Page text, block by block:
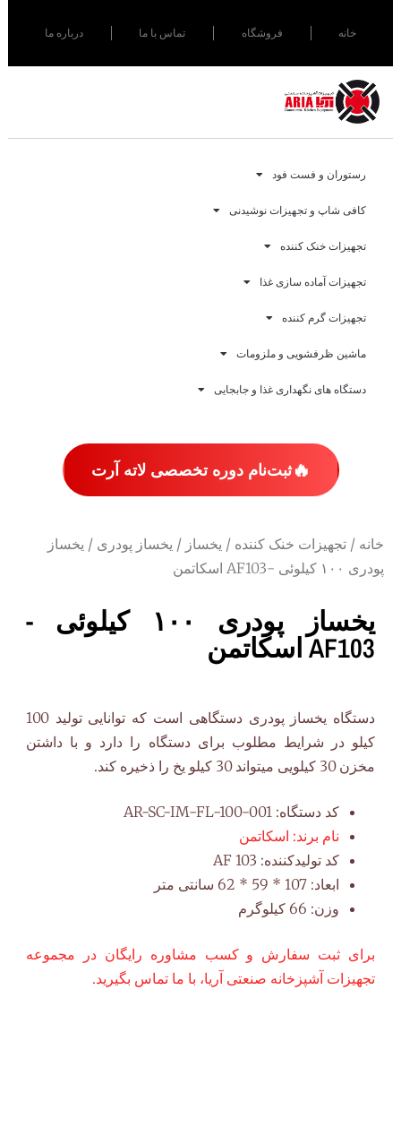
خانه فروشگاه تماس با ما درباره ما
رستوران و فست فود
کافی شاپ و تجهیزات نوشیدنی
تجهیزات خنک کننده
تجهیزات آماده سازی غذا
تجهیزات گرم کننده
ماشین ظرفشویی و ملزومات
دستگاه های نگهداری غذا و جابجایی
🔥ثبت‌نام دوره تخصصی لاته آرت
خانه / تجهیزات خنک کننده / یخساز / یخساز پودری / یخساز
پودری ۱۰۰ کیلوئی -AF103 اسکاتمن
یخساز پودری ۱۰۰ کیلوئی -
AF103 اسکاتمن
دستگاه یخساز پودری دستگاهی است که توانایی تولید 100
کیلو در شرایط مطلوب برای دستگاه را دارد و با داشتن
مخزن 30 کیلویی میتواند 30 کیلو یخ را ذخیره کند.
کد دستگاه: AR-SC-IM-FL-100-001
نام برند: اسکاتمن
کد تولیدکننده: AF 103
ابعاد: 107 * 59 * 62 سانتی متر
وزن: 66 کیلوگرم
برای ثبت سفارش و کسب مشاوره رایگان در مجموعه
تجهیزات آشپزخانه صنعتی آریا، با ما تماس بگیرید.